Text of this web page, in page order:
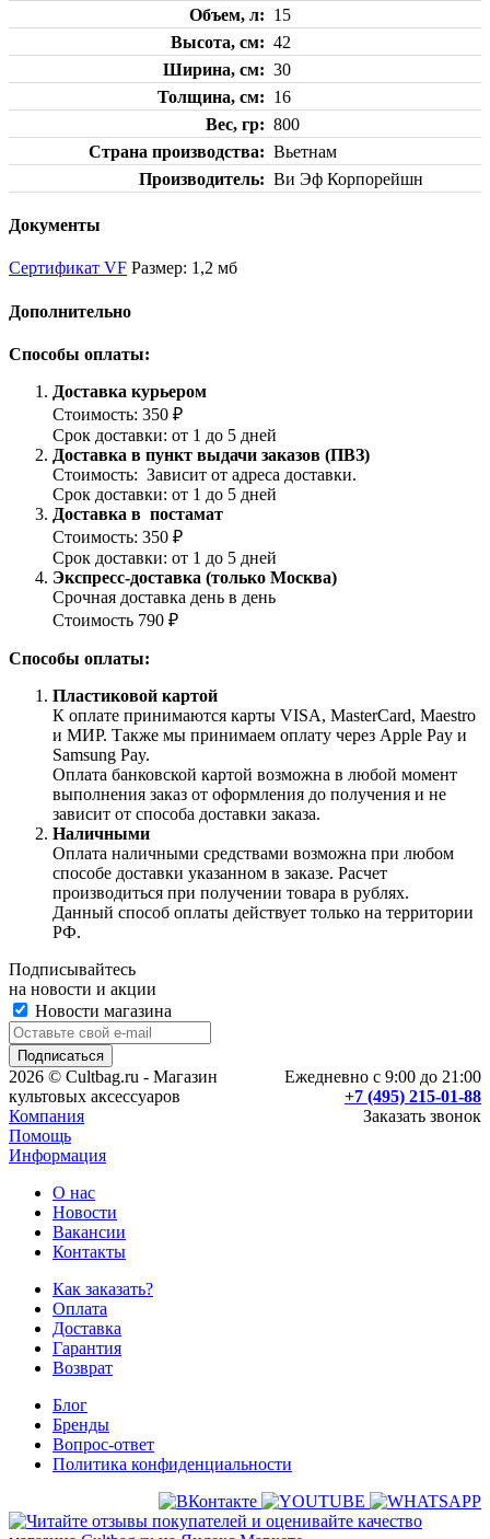
Объем, л
15
Высота, см
42
Ширина, см
30
Толщина, см
16
Вес, гр
800
Страна производства
Вьетнам
Производитель
Ви Эф Корпорейшн
Документы
Сертификат VF Размер: 1,2 мб
Дополнительно
Способы оплаты:
Доставка курьером
Стоимость: 350 ₽
Срок доставки: от 1 до 5 дней
Доставка в пункт выдачи заказов (ПВЗ)
Стоимость: Зависит от адреса доставки.
Срок доставки: от 1 до 5 дней
Доставка в постамат
Стоимость: 350 ₽
Срок доставки: от 1 до 5 дней
Экспресс-доставка (только Москва)
Срочная доставка день в день
Стоимость 790 ₽
Способы оплаты:
Пластиковой картой
К оплате принимаются карты VISA, MasterCard, Maestro
и МИР. Также мы принимаем оплату через Apple Pay и
Samsung Pay.
Оплата банковской картой возможна в любой момент
выполнения заказ от оформления до получения и не
зависит от способа доставки заказа.
Наличными
Оплата наличными средствами возможна при любом
способе доставки указанном в заказе. Расчет
производиться при получении товара в рублях.
Данный способ оплаты действует только на территории
РФ.
Подписывайтесь
на новости и акции
Новости магазина
Ежедневно с 9:00 до 21:00
+7 (495) 215-01-88
Заказать звонок
2026 © Cultbag.ru - Магазин
культовых аксессуаров
Компания
Помощь
Информация
О нас
Новости
Вакансии
Контакты
Как заказать?
Оплата
Доставка
Гарантия
Возврат
Блог
Бренды
Вопрос-ответ
Политика конфиденциальности